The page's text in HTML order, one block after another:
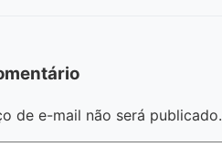
de e-mail não será publicado.